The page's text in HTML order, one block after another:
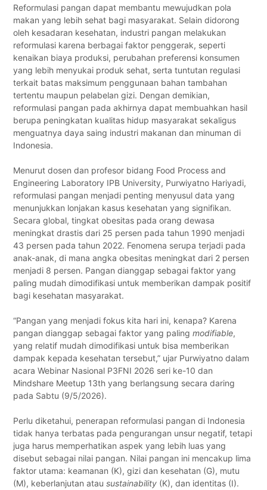
Reformulasi pangan dapat membantu mewujudkan pola
makan yang lebih sehat bagi masyarakat. Selain didorong
oleh kesadaran kesehatan, industri pangan melakukan
reformulasi karena berbagai faktor penggerak, seperti
kenaikan biaya produksi, perubahan preferensi konsumen
yang lebih menyukai produk sehat, serta tuntutan regulasi
terkait batas maksimum penggunaan bahan tambahan
tertentu maupun pelabelan gizi. Dengan demikian,
reformulasi pangan pada akhirnya dapat membuahkan hasil
berupa peningkatan kualitas hidup masyarakat sekaligus
menguatnya daya saing industri makanan dan minuman di
Indonesia.
Menurut dosen dan profesor bidang Food Process and
Engineering Laboratory IPB University, Purwiyatno Hariyadi,
reformulasi pangan menjadi penting menyusul data yang
menunjukkan lonjakan kasus kesehatan yang signifikan.
Secara global, tingkat obesitas pada orang dewasa
meningkat drastis dari 25 persen pada tahun 1990 menjadi
43 persen pada tahun 2022. Fenomena serupa terjadi pada
anak-anak, di mana angka obesitas meningkat dari 2 persen
menjadi 8 persen. Pangan dianggap sebagai faktor yang
paling mudah dimodifikasi untuk memberikan dampak positif
bagi kesehatan masyarakat.
“Pangan yang menjadi fokus kita hari ini, kenapa? Karena
pangan dianggap sebagai faktor yang palingmodifiable,
yang relatif mudah dimodifikasi untuk bisa memberikan
dampak kepada kesehatan tersebut,” ujar Purwiyatno dalam
acara Webinar Nasional P3FNI 2026 seri ke-10 dan
Mindshare Meetup 13th yang berlangsung secara daring
pada Sabtu (9/5/2026).
Perlu diketahui, penerapan reformulasi pangan di Indonesia
tidak hanya terbatas pada pengurangan unsur negatif, tetapi
juga harus memperhatikan aspek yang lebih luas yang
disebut sebagai nilai pangan. Nilai pangan ini mencakup lima
faktor utama: keamanan (K), gizi dan kesehatan (G), mutu
(M), keberlanjutan atausustainability (K), dan identitas (I).